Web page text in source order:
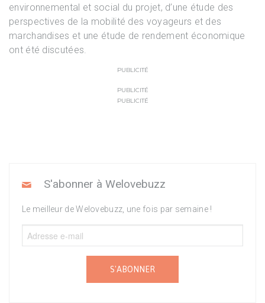
environnemental et social du projet, d’une étude des
perspectives de la mobilité des voyageurs et des
marchandises et une étude de rendement économique
ont été discutées.
PUBLICITÉ
PUBLICITÉ
PUBLICITÉ
S'abonner à Welovebuzz
Le meilleur de Welovebuzz, une fois par semaine !
S'ABONNER